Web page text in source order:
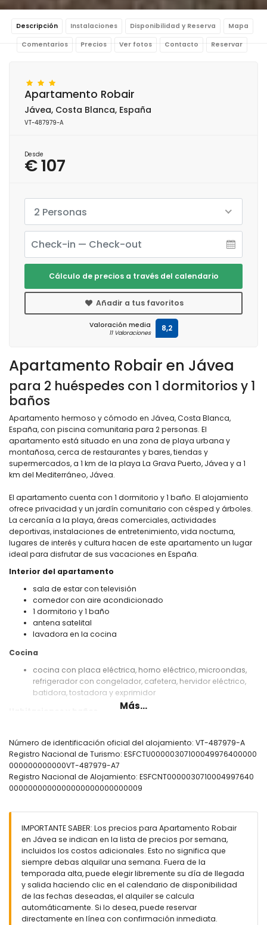
Descripción Instalaciones Disponibilidad y Reserva Mapa
Comentarios Precios Ver fotos Contacto Reservar
Apartamento Robair en Jávea
para 2 huéspedes con 1 dormitorios y 1
baños
Apartamento hermoso y cómodo en Jávea, Costa Blanca,
España, con piscina comunitaria para 2 personas. El
apartamento está situado en una zona de playa urbana y
montañosa, cerca de restaurantes y bares, tiendas y
supermercados, a 1 km de la playa La Grava Puerto, Jávea y a 1
km del Mediterráneo, Jávea.
El apartamento cuenta con 1 dormitorio y 1 baño. El alojamiento
ofrece privacidad y un jardín comunitario con césped y árboles.
La cercanía a la playa, áreas comerciales, actividades
deportivas, instalaciones de entretenimiento, vida nocturna,
lugares de interés y cultura hacen de este apartamento un lugar
ideal para disfrutar de sus vacaciones en España.
Interior del apartamento
sala de estar con televisión
comedor con aire acondicionado
1 dormitorio y 1 baño
antena satelital
lavadora en la cocina
Cocina
cocina con placa eléctrica, horno eléctrico, microondas,
refrigerador con congelador, cafetera, hervidor eléctrico,
batidora, tostadora y exprimidor
(medidas 200 por 150 cm)
baño con lavabo individual, bañera y WC
Exterior del apartamento
piscina comunitaria
jardín comunitario con césped y árboles
zona de descanso exterior
Más información
pueblo más cercano: Jávea (a menos de 1000 metros del
apartamento)
río o costa más cercana: Mediterráneo, Jávea (a menos
de 1000 metros del apartamento)
playa más cercana: La Grava Puerto, Jávea (a menos de
Más...
Número de identificación oficial del alojamiento: VT-487979-A
Registro Nacional de Turismo: ESFCTU00000307100049976400000
000000000000VT-487979-A7
Registro Nacional de Alojamiento: ESFCNT0000030710004997640
0000000000000000000000000009
IMPORTANTE SABER: Los precios para Apartamento Robair
en Jávea se indican en la lista de precios por semana,
incluidos los costos adicionales. Esto no significa que
siempre debas alquilar una semana. Fuera de la
temporada alta, puede elegir libremente su día de llegada
y salida haciendo clic en el calendario de disponibilidad
de las fechas deseadas, el alquiler se calcula
automáticamente. Si lo desea, puede reservar
directamente en línea con confirmación inmediata.
Apartamento Robair
Jávea, Costa Blanca, España
VT-487979-A
Desde
€ 107
2 Personas
Cálculo de precios a través del calendario
Añadir a tus favoritos
Valoración media
11 Valoraciones 8,2